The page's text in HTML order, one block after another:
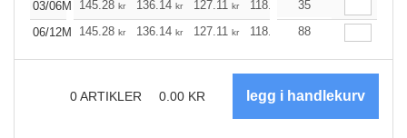
03/06M 145.28 kr 136.14 kr 127.11 kr 118.08 108.94
35
06/12M
145.28 kr 136.14 kr 127.11 kr 118.08 108.94
88
0ARTIKLER 0.00 KR